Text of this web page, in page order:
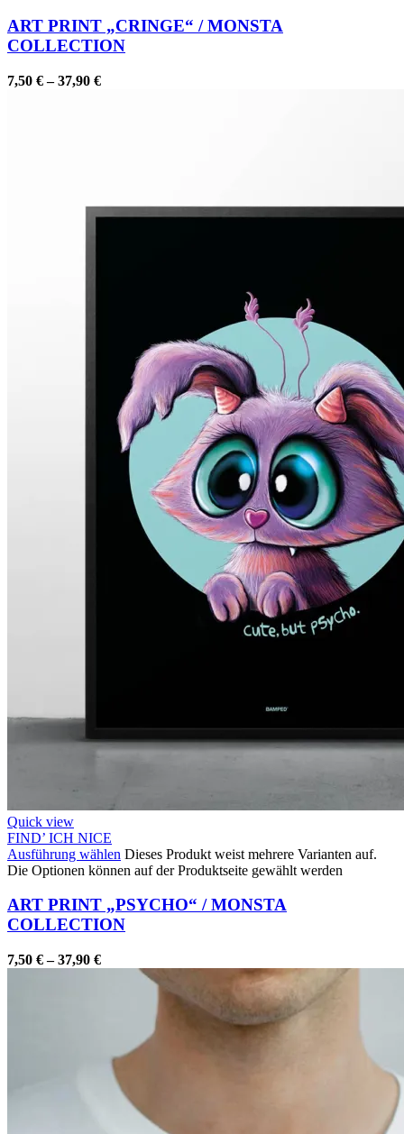
ART PRINT „CRINGE“ / MONSTA
COLLECTION
7,50 €–37,90 €
Quick view
FIND’ ICH NICE
Ausführung wählen Dieses Produkt weist mehrere Varianten auf.
Die Optionen können auf der Produktseite gewählt werden
ART PRINT „PSYCHO“ / MONSTA
COLLECTION
7,50 €–37,90 €